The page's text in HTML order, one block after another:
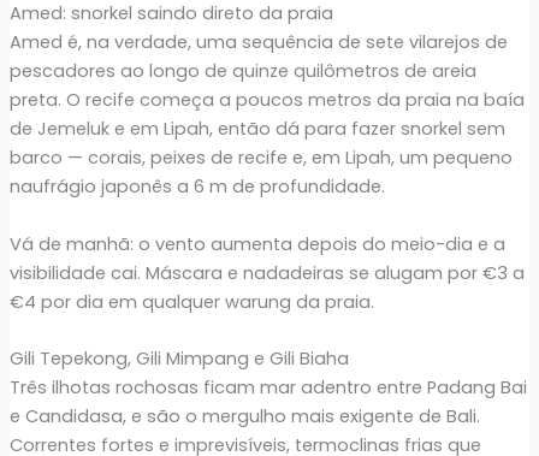
Amed: snorkel saindo direto da praia
Amed é, na verdade, uma sequência de sete vilarejos de
pescadores ao longo de quinze quilômetros de areia
preta. O recife começa a poucos metros da praia na baía
de Jemeluk e em Lipah, então dá para fazer snorkel sem
barco — corais, peixes de recife e, em Lipah, um pequeno
naufrágio japonês a 6 m de profundidade.
Vá de manhã: o vento aumenta depois do meio-dia e a
visibilidade cai. Máscara e nadadeiras se alugam por €3 a
€4 por dia em qualquer warung da praia.
Gili Tepekong, Gili Mimpang e Gili Biaha
Três ilhotas rochosas ficam mar adentro entre Padang Bai
e Candidasa, e são o mergulho mais exigente de Bali.
Correntes fortes e imprevisíveis, termoclinas frias que